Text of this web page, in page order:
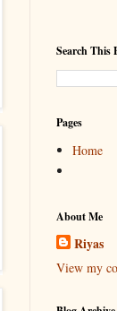
Search This
Pages
Home
About Me
Riyas
View my